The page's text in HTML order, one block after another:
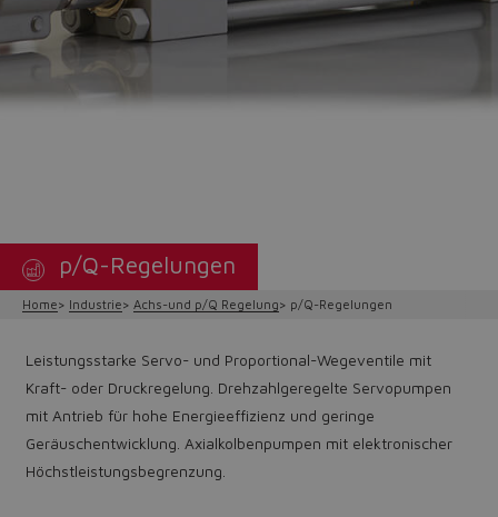
p/Q-Regelungen
Home Industrie Achs-und p/Q Regelung p/Q-Regelungen
Leistungsstarke Servo- und Proportional-Wegeventile mit
Kraft- oder Druckregelung. Drehzahlgeregelte Servopumpen
mit Antrieb für hohe Energieeffizienz und geringe
Geräuschentwicklung. Axialkolbenpumpen mit elektronischer
Höchstleistungsbegrenzung.